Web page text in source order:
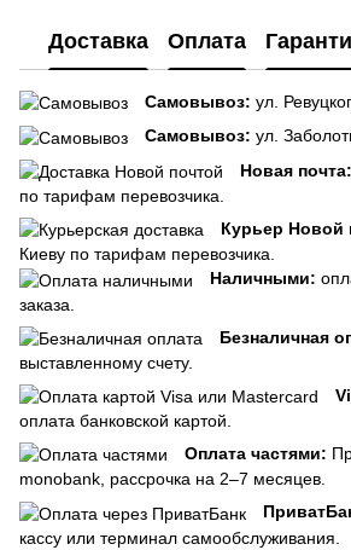
Доставка Оплата
Самовывоз: ул.
Самовывоз: ул.
Новая почта:
по тарифам перевозчика.
Курьер Новой
Киеву по тарифам перевозчика.
Наличными:
заказа.
Безналичная
выставленному счету.
оплата банковской картой.
Оплата частями:
monobank, рассрочка на 2–7 месяцев.
кассу или терминал самообслуживания.